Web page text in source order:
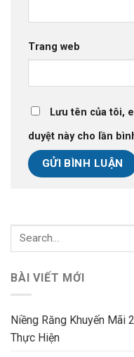
Trang web
Lưu tên của tôi,
duyệt này cho lần
BÀI VIẾT MỚI
Niềng Răng Khuyến Mãi
Thực Hiện